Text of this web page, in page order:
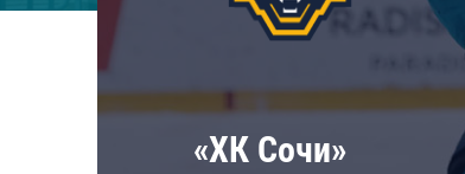
Локомотив
ЦСКА
Шанхайские Драконы
«ХК Сочи»